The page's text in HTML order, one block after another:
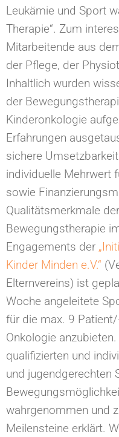
Leukämie und Sport
Therapie“. Zum
Mitarbeitende aus
der Pflege, der
Inhaltlich wurden
der
Kinderonkologie
Erfahrungen
sichere
individuelle Mehrwert
sowie
Qualitätsmerkmale
Bewegungstherapie
Engagements der
Kinder Minden e.V.“
Elternvereins) ist
Woche angeleitete
für die max. 9
Onkologie
qualifizierten und
und jugendgerechten
wahrgenommen und
Meilensteine erklärt.